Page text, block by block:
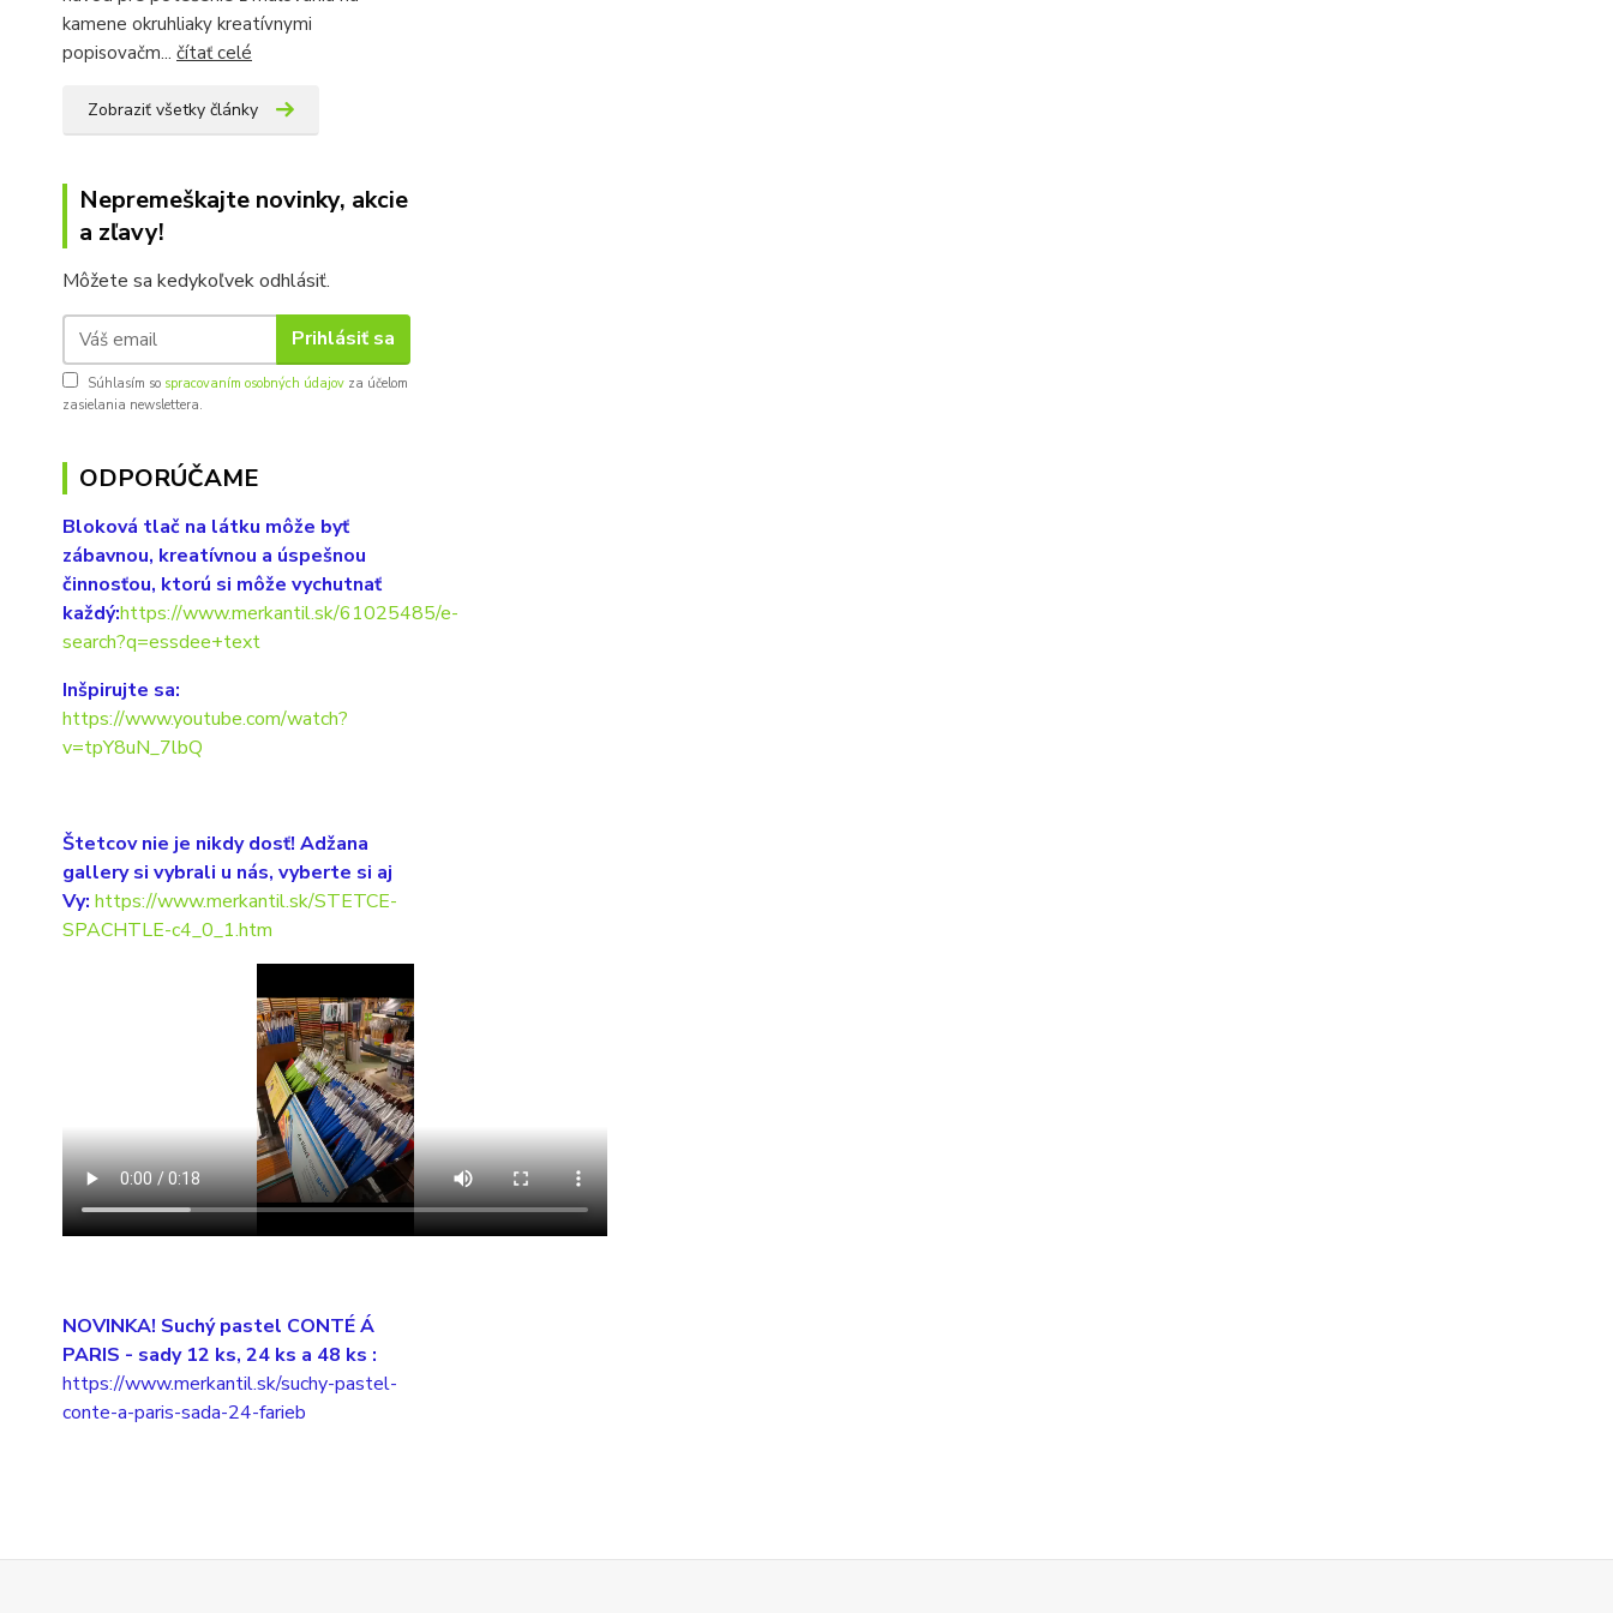
kamene okruhliaky kreatívnymi
popisovačm... čítať celé
Zobraziť všetky články
Nepremeškajte novinky, akcie
a zľavy!
Môžete sa kedykoľvek odhlásiť.
Prihlásiť sa
Súhlasím so spracovaním osobných údajov za účelom
zasielania newslettera.
ODPORÚČAME
Bloková tlač na látku môže byť
zábavnou, kreatívnou a úspešnou
činnosťou, ktorú si môže vychutnať
každý:https://www.merkantil.sk/61025485/e-
search?q=essdee+text
Inšpirujte sa:
https://www.youtube.com/watch?
v=tpY8uN_7lbQ
Štetcov nie je nikdy dosť! Adžana
gallery si vybrali u nás, vyberte si aj
Vy: https://www.merkantil.sk/STETCE-
SPACHTLE-c4_0_1.htm
NOVINKA! Suchý pastel CONTÉ Á
PARIS - sady 12 ks, 24 ks a 48 ks :
https://www.merkantil.sk/suchy-pastel-
conte-a-paris-sada-24-farieb